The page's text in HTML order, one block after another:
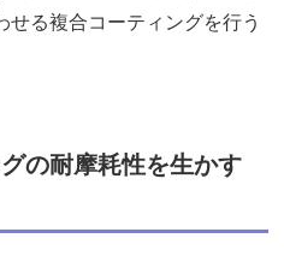
る複合コーティングを行う
の耐摩耗性を生かす